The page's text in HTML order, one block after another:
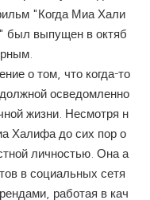
"Когда Миа Хали
был выпущен в октяб
о том, что когда-то
осведомленно
жизни. Несмотря н
Халифа до сих пор о
личностью. Она а
в социальных сетя
работая в кач